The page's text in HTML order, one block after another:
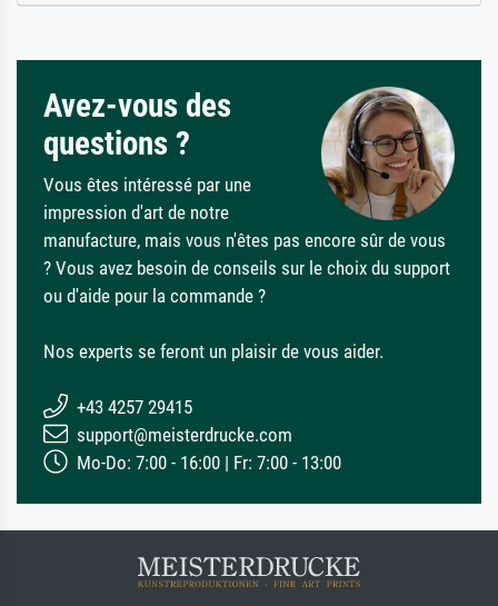
Avez-vous des
questions ?
Vous êtes intéressé par une
impression d'art de notre
manufacture, mais vous n'êtes pas encore sûr de vous
? Vous avez besoin de conseils sur le choix du support
ou d'aide pour la commande ?
Nos experts se feront un plaisir de vous aider.
+43 4257 29415
support@meisterdrucke.com
Mo-Do: 7:00 - 16:00 | Fr: 7:00 - 13:00